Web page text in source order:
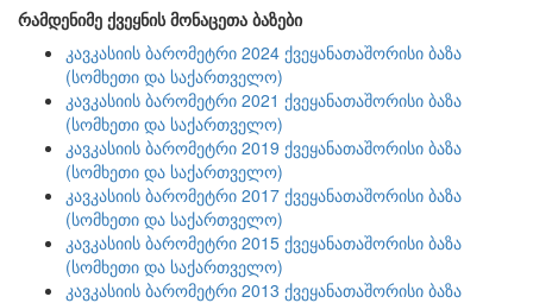
რამდენიმე ქვეყნის მონაცეთა ბაზები
კავკასიის ბარომეტრი 2024 ქვეყანათაშორისი ბაზა
(სომხეთი და საქართველო)
კავკასიის ბარომეტრი 2021 ქვეყანათაშორისი ბაზა
(სომხეთი და საქართველო)
კავკასიის ბარომეტრი 2019 ქვეყანათაშორისი ბაზა
(სომხეთი და საქართველო)
კავკასიის ბარომეტრი 2017 ქვეყანათაშორისი ბაზა
(სომხეთი და საქართველო)
კავკასიის ბარომეტრი 2015 ქვეყანათაშორისი ბაზა
(სომხეთი და საქართველო)
კავკასიის ბარომეტრი 2013 ქვეყანათაშორისი ბაზა